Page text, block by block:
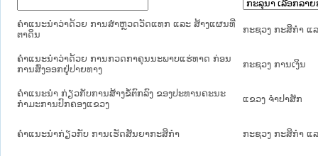
ຄຳແນະນຳວ່າດ້ວຍ ການສຳຫຼວດວັດແທກ ແລະ ສ້າງແຜນທີ່
ຕາດິນ
ກະຊວງ ກະສິກຳ ແ
ຄຳແນະນຳວ່າດ້ວຍ ການກວດກາຄຸນນະພາບແຮ່ທາດ ກ່ອນ
ການສົ່ງອອກຢູ່ປາຍທາງ
ກະຊວງ ການເງິນ
ຄຳແນະນຳ ກ່ຽວກັບການສ້າງຂໍ້ຕົກລົງ ຂອງປະທານຄະນະ
ກຳມະການປົກຄອງແຂວງ
ແຂວງ ຈໍາປາສັກ
ຄຳແນະນຳກ່ຽວກັບ ການເຮັດສັນຍາກະສິກຳ ກະຊວງ ກະສິກຳ ແ